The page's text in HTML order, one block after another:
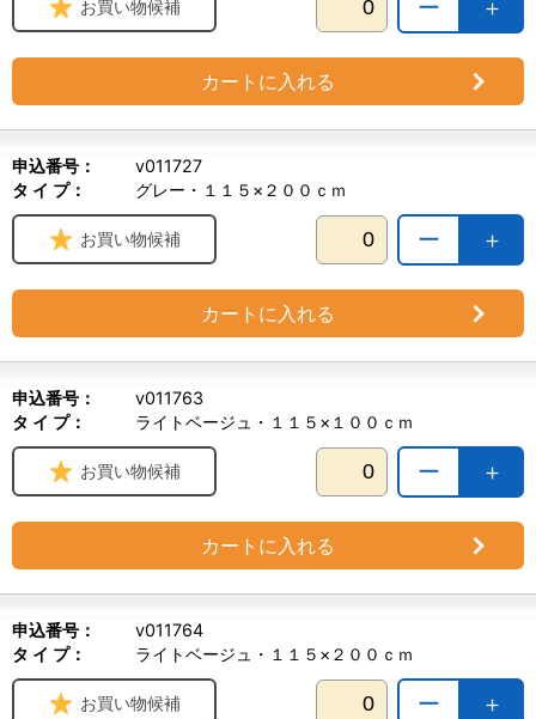
＋
ー
お買い物候補
カートに入れる
申込番号：
v011727
タ イ プ：
グレー・１１５×２００ｃｍ
＋
ー
お買い物候補
カートに入れる
申込番号：
v011763
タ イ プ：
ライトベージュ・１１５×１００ｃｍ
＋
ー
お買い物候補
カートに入れる
申込番号：
v011764
タ イ プ：
ライトベージュ・１１５×２００ｃｍ
＋
ー
お買い物候補